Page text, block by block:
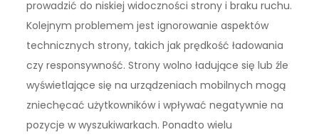
prowadzić do niskiej widoczności strony i braku ruchu.
Kolejnym problemem jest ignorowanie aspektów
technicznych strony, takich jak prędkość ładowania
czy responsywność. Strony wolno ładujące się lub źle
wyświetlające się na urządzeniach mobilnych mogą
zniechęcać użytkowników i wpływać negatywnie na
pozycje w wyszukiwarkach. Ponadto wielu